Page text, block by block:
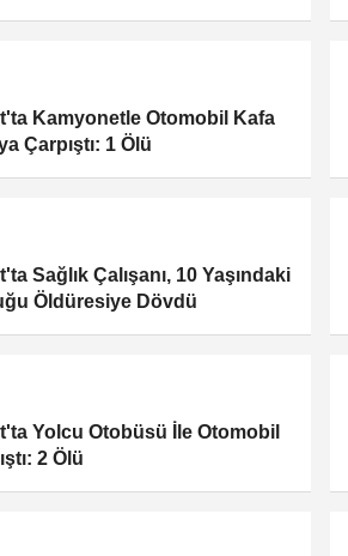
Kamyonetle Otomobil Kafa
Çarpıştı: 1 Ölü
Sağlık Çalışanı, 10 Yaşındaki
Öldüresiye Dövdü
Yolcu Otobüsü İle Otomobil
2 Ölü